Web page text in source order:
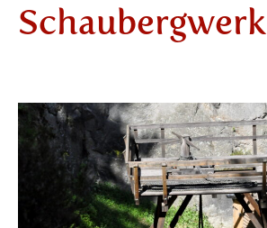
Schaubergwerk